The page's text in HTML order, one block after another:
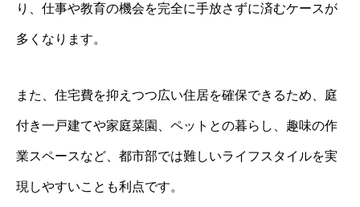
り、仕事や教育の機会を完全に手放さずに済むケースが
多くなります。
また、住宅費を抑えつつ広い住居を確保できるため、庭
付き一戸建てや家庭菜園、ペットとの暮らし、趣味の作
業スペースなど、都市部では難しいライフスタイルを実
現しやすいことも利点です。